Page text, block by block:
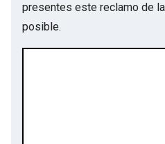
presentes este reclamo de
posible.